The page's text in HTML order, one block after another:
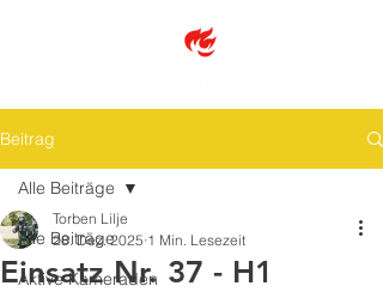
Beitrag
Alle Beiträge
Aktive Kameraden
Alle Beiträge
Einsatz Nr. 37 - H1
Torben Lilje
28. Dez. 2025 1 Min. Lesezeit